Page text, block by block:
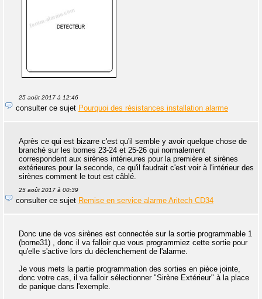
25 août 2017 à 12:46
consulter ce sujet Pourquoi des résistances installation alarme
Après ce qui est bizarre c'est qu'il semble y avoir quelque chose de
branché sur les bornes 23-24 et 25-26 qui normalement
correspondent aux sirènes intérieures pour la première et sirènes
extérieures pour la seconde, ce qu'il faudrait c'est voir à l'intérieur des
sirènes comment le tout est câblé.
25 août 2017 à 00:39
consulter ce sujet Remise en service alarme Aritech CD34
Donc une de vos sirènes est connectée sur la sortie programmable 1
(borne31) , donc il va falloir que vous programmiez cette sortie pour
qu'elle s'active lors du déclenchement de l'alarme.
Je vous mets la partie programmation des sorties en pièce jointe,
donc votre cas, il va falloir sélectionner "Sirène Extérieur" à la place
de panique dans l'exemple.